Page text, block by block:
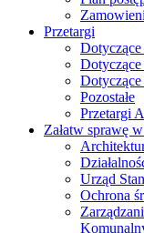
Przetargi
Dotyczące
Pozostałe
Przetargi
Załatw sprawę
Urząd
Ochrona